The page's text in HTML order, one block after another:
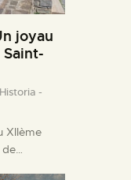
joyau
Historia -
XIIème
de…